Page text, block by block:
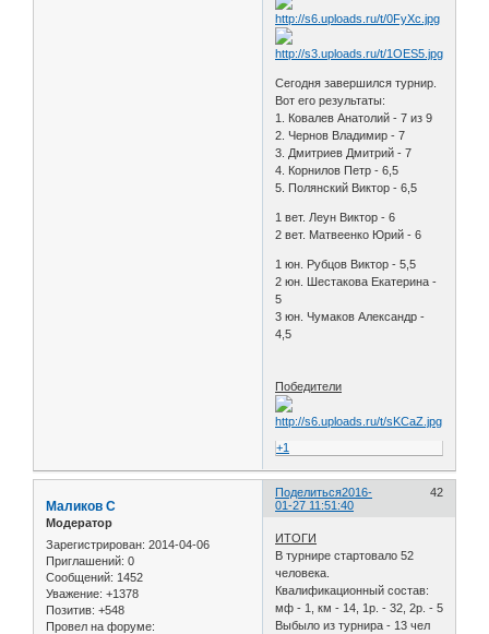
Сегодня завершился турнир.
Вот его результаты:
1. Ковалев Анатолий - 7 из 9
2. Чернов Владимир - 7
3. Дмитриев Дмитрий - 7
4. Корнилов Петр - 6,5
5. Полянский Виктор - 6,5
1 вет. Леун Виктор - 6
2 вет. Матвеенко Юрий - 6
1 юн. Рубцов Виктор - 5,5
2 юн. Шестакова Екатерина -
5
3 юн. Чумаков Александр -
4,5
Победители
+1
Поделиться 42
2016-
01-27 11:51:40
Маликов С
Модератор
Зарегистрирован: 2014-04-06
Приглашений: 0
Сообщений: 1452
Уважение: +1378
Позитив: +548
Провел на форуме:
ИТОГИ
В турнире стартовало 52
человека.
Квалификационный состав:
мф - 1, км - 14, 1р. - 32, 2р. - 5
Выбыло из турнира - 13 чел